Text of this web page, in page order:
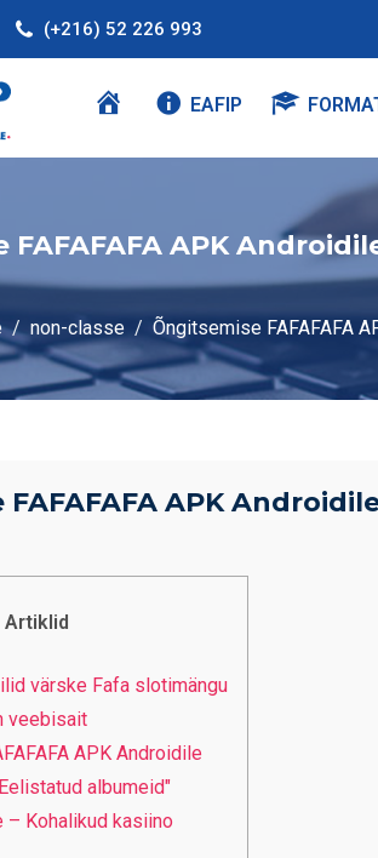
(+216) 52 226 993
E
EAFIP
FAFAFAFA APK
non-classe Õngitsemise FAFAFAFA
FAFAFAFA APK
Artiklid
värske Fafa slotimängu
veebisait
APK Androidile
albumeid"
Kohalikud kasiino